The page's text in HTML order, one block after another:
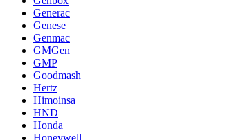
Generac
Genese
Genmac
GMGen
GMP
Goodmash
Hertz
Himoinsa
HND
Honda
Honeywell